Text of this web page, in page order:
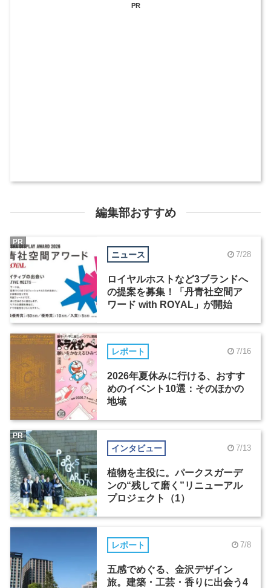
PR
編集部おすすめ
ニュース 7/28
ロイヤルホストなど3ブランドへ
の提案を募集！「丹青社空間ア
ワード with ROYAL」が開始
PR
レポート 7/16
2026年夏休みに行ける、おすす
めのイベント10選：そのほかの
地域
インタビュー 7/13
植物を主役に。パークスガーデ
ンの“残して磨く”リニューアル
プロジェクト（1）
PR
レポート 7/8
五感でめぐる、金沢デザイン
旅。建築・工芸・香りに出会う4